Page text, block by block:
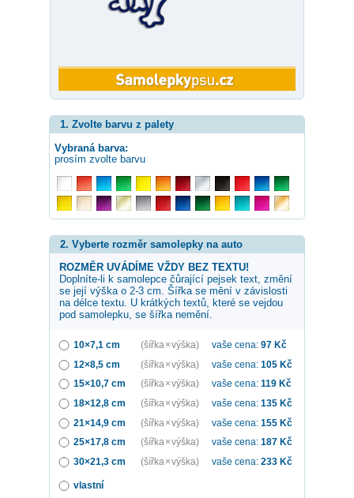
1. Zvolte barvu z palety
Vybraná barva:
prosím zvolte barvu
2. Vyberte rozměr samolepky na auto
ROZMĚR UVÁDÍME VŽDY BEZ TEXTU!
Doplníte-li k samolepce čůrající pejsek text, změní
se její výška o 2-3 cm. Šířka se mění v závislosti
na délce textu. U krátkých textů, které se vejdou
pod samolepku, se šířka nemění.
10×7,1 cm (šířka × výška) vaše cena: 97 Kč
12×8,5 cm
(šířka × výška) vaše cena: 105 Kč
15×10,7 cm
(šířka × výška) vaše cena: 119 Kč
18×12,8 cm
(šířka × výška) vaše cena: 135 Kč
21×14,9 cm
(šířka × výška) vaše cena: 155 Kč
25×17,8 cm
(šířka × výška) vaše cena: 187 Kč
30×21,3 cm
(šířka × výška) vaše cena: 233 Kč
vlastní